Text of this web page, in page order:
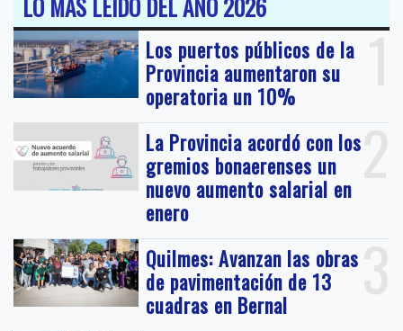
LO MAS LEIDO DEL AÑO 2026
1
Los puertos públicos de la
Provincia aumentaron su
operatoria un 10%
2
La Provincia acordó con los
gremios bonaerenses un
nuevo aumento salarial en
enero
3
Quilmes: Avanzan las obras
de pavimentación de 13
cuadras en Bernal